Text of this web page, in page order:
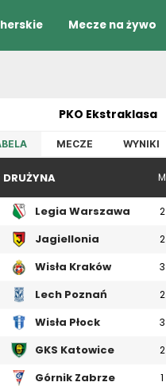
Mecze na żywo
PKO Ekstraklasa
MECZE WYNIKI
DRUŻYNA M
Legia Warszawa 2
Jagiellonia
2
Wisła Kraków 3
Lech Poznań 2
Wisła Płock 3
GKS Katowice 2
Górnik Zabrze 1